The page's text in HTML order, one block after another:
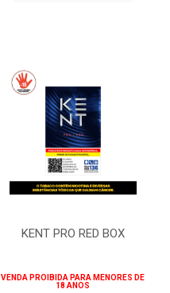
KENT PRO RED BOX
VENDA PROIBIDA PARA MENORES DE
18 ANOS